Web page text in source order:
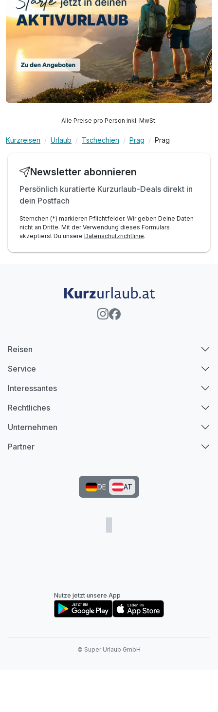
Alle Preise pro Person inkl. MwSt.
Kurzreisen Urlaub Tschechien Prag Prag
Newsletter abonnieren
Persönlich kuratierte Kurzurlaub-Deals direkt in
dein Postfach
Sternchen (*) markieren Pflichtfelder. Wir geben Deine Daten
nicht an Dritte. Mit der Verwendung dieses Formulars
akzeptierst Du unsere Datenschutzrichtlinie.
Reisen
Service
Interessantes
Rechtliches
Unternehmen
Partner
DE AT
Nutze jetzt unsere App
© Super Urlaub GmbH